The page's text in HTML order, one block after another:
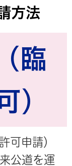
方法
臨
）
可申請）
公道を運